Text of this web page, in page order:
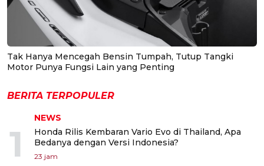
Tak Hanya Mencegah Bensin Tumpah, Tutup Tangki
Motor Punya Fungsi Lain yang Penting
BERITA TERPOPULER
1
NEWS
Honda Rilis Kembaran Vario Evo di Thailand, Apa
Bedanya dengan Versi Indonesia?
23 jam